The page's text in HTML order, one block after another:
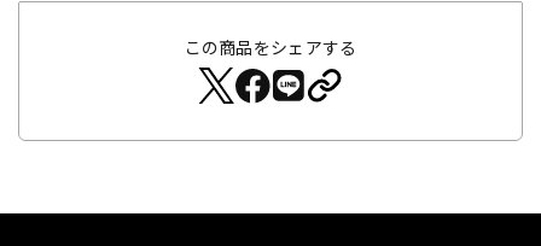
この商品をシェアする